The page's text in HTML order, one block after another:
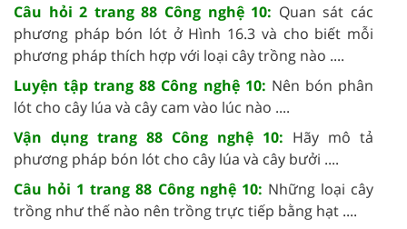
Câu hỏi 2 trang 88 Công nghệ 10: Quan sát các
phương pháp bón lót ở Hình 16.3 và cho biết mỗi
phương pháp thích hợp với loại cây trồng nào ....
Luyện tập trang 88 Công nghệ 10: Nên bón phân
lót cho cây lúa và cây cam vào lúc nào ....
Vận dụng trang 88 Công nghệ 10: Hãy mô tả
phương pháp bón lót cho cây lúa và cây bưởi ....
Câu hỏi 1 trang 88 Công nghệ 10: Những loại cây
trồng như thế nào nên trồng trực tiếp bằng hạt ....